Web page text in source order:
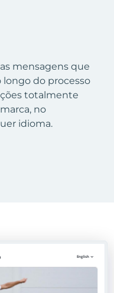
mensagens que
do processo
totalmente
no
idioma.